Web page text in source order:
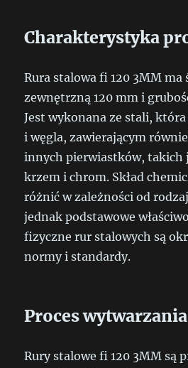
Charakterystyka
Rura stalowa fi 120 3MM ma
zewnętrzną 120 mm i
Jest wykonana ze stali,
i węgla, zawierającym
innych pierwiastków, takich
krzem i chrom. Skład
różnić w zależności od
jednak podstawowe
fizyczne rur stalowych są
normy i standardy.
Proces wytwarzania
Rury stalowe fi 120 3MM są